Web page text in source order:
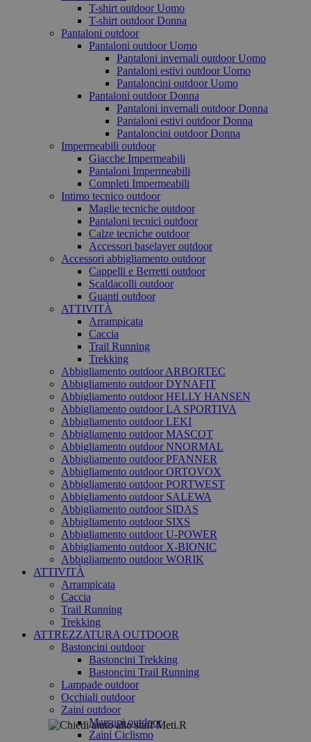
T-shirt outdoor Uomo
T-shirt outdoor Donna
Pantaloni outdoor
Pantaloni outdoor Uomo
Pantaloni invernali outdoor Uomo
Pantaloni estivi outdoor Uomo
Pantaloncini outdoor Uomo
Pantaloni outdoor Donna
Pantaloni invernali outdoor Donna
Pantaloni estivi outdoor Donna
Pantaloncini outdoor Donna
Impermeabili outdoor
Giacche Impermeabili
Pantaloni Impermeabili
Completi Impermeabili
Intimo tecnico outdoor
Maglie tecniche outdoor
Pantaloni tecnici outdoor
Calze tecniche outdoor
Accessori baselayer outdoor
Accessori abbigliamento outdoor
Cappelli e Berretti outdoor
Scaldacolli outdoor
Guanti outdoor
ATTIVITÀ
Arrampicata
Caccia
Trail Running
Trekking
Abbigliamento outdoor ARBORTEC
Abbigliamento outdoor DYNAFIT
Abbigliamento outdoor HELLY HANSEN
Abbigliamento outdoor LA SPORTIVA
Abbigliamento outdoor LEKI
Abbigliamento outdoor MASCOT
Abbigliamento outdoor NNORMAL
Abbigliamento outdoor PFANNER
Abbigliamento outdoor ORTOVOX
Abbigliamento outdoor PORTWEST
Abbigliamento outdoor SALEWA
Abbigliamento outdoor SIDAS
Abbigliamento outdoor SIXS
Abbigliamento outdoor U-POWER
Abbigliamento outdoor X-BIONIC
Abbigliamento outdoor WORIK
ATTIVITÀ
Arrampicata
Caccia
Trail Running
Trekking
ATTREZZATURA OUTDOOR
Bastoncini outdoor
Bastoncini Trekking
Bastoncini Trail Running
Lampade outdoor
Occhiali outdoor
Zaini outdoor
Marsupi outdoor
Zaini Ciclismo